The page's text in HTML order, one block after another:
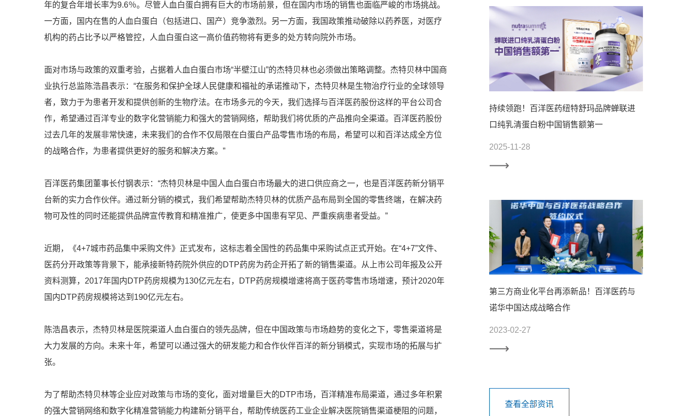
年的复合年增长率为9.6％。尽管人血白蛋白拥有巨大的市场前景，但在国内市场的销售也面临严峻的市场挑战。
一方面，国内在售的人血白蛋白（包括进口、国产）竞争激烈。另一方面，我国政策推动破除以药养医，对医疗
机构的药占比予以严格管控，人血白蛋白这一高价值药物将有更多的处方转向院外市场。
面对市场与政策的双重考验，占据着人血白蛋白市场“半壁江山”的杰特贝林也必须做出策略调整。杰特贝林中国商
业执行总监陈浩昌表示：“在服务和保护全球人民健康和福祉的承诺推动下，杰特贝林是生物治疗行业的全球领导
者，致力于为患者开发和提供创新的生物疗法。在市场多元的今天，我们选择与百洋医药股份这样的平台公司合
作，希望通过百洋专业的数字化营销能力和强大的营销网络，帮助我们将优质的产品推向全渠道。百洋医药股份
过去几年的发展非常快速，未来我们的合作不仅局限在白蛋白产品零售市场的布局，希望可以和百洋达成全方位
的战略合作，为患者提供更好的服务和解决方案。”
百洋医药集团董事长付钢表示：“杰特贝林是中国人血白蛋白市场最大的进口供应商之一，也是百洋医药新分销平
台新的实力合作伙伴。通过新分销的模式，我们希望帮助杰特贝林的优质产品布局到全国的零售终端，在解决药
物可及性的同时还能提供品牌宣传教育和精准推广，使更多中国患有罕见、严重疾病患者受益。”
近期，《4+7城市药品集中采购文件》正式发布，这标志着全国性的药品集中采购试点正式开始。在“4+7”文件、
医药分开政策等背景下，能承接新特药院外供应的DTP药房为药企开拓了新的销售渠道。从上市公司年报及公开
资料测算，2017年国内DTP药房规模为130亿元左右，DTP药房规模增速将高于医药零售市场增速，预计2020年
国内DTP药房规模将达到190亿元左右。
陈浩昌表示，杰特贝林是医院渠道人血白蛋白的领先品牌，但在中国政策与市场趋势的变化之下，零售渠道将是
大力发展的方向。未来十年，希望可以通过强大的研发能力和合作伙伴百洋的新分销模式，实现市场的拓展与扩
张。
为了帮助杰特贝林等企业应对政策与市场的变化，面对增量巨大的DTP市场，百洋精准布局渠道，通过多年积累
的强大营销网络和数字化精准营销能力构建新分销平台，帮助传统医药工业企业解决医院销售渠道梗阻的问题，
持续领跑！百洋医药纽特舒玛品牌蝉联进
口纯乳清蛋白粉中国销售额第一
2025-11-28
第三方商业化平台再添新品！百洋医药与
诺华中国达成战略合作
2023-02-27
查看全部资讯